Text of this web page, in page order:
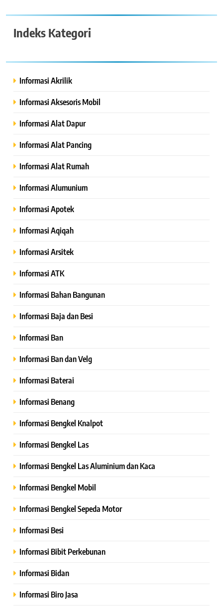
Indeks Kategori
Informasi Akrilik
Informasi Aksesoris Mobil
Informasi Alat Dapur
Informasi Alat Pancing
Informasi Alat Rumah
Informasi Alumunium
Informasi Apotek
Informasi Aqiqah
Informasi Arsitek
Informasi ATK
Informasi Bahan Bangunan
Informasi Baja dan Besi
Informasi Ban
Informasi Ban dan Velg
Informasi Baterai
Informasi Benang
Informasi Bengkel Knalpot
Informasi Bengkel Las
Informasi Bengkel Las Aluminium dan Kaca
Informasi Bengkel Mobil
Informasi Bengkel Sepeda Motor
Informasi Besi
Informasi Bibit Perkebunan
Informasi Bidan
Informasi Biro Jasa